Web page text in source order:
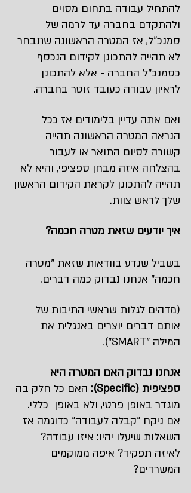
להתחיל עבודה בתחום מסוים
ולהתקדם בחברה עד לרמה של
סמנכ"ל, אז המטרה הראשונה שתבחר
לא תהייה להתכונן לקידום הנכסף
כסמנכ"ל החברה - אלא להתכונן
לראיון עבודה כעובד זוטר בחברה.
ואם אתה עדיין בלימודים אז ככל
הנראה המטרה הראשונה תהייה
קשורה לסיום התואר או לעבור
בהצלחה איזה מבחן ספציפי, והיא לא
תהייה להתכונן לקראת הקידום הראשון
שלך לראש צוות.
איך יודעים שזאת מטרה חכמה?
בשביל שנדע בוודאות שזאת "מטרה
חכמה" אנחנו נבדוק כמה דברים.
(מדהים לגלות שראשי התיבות של
אותם דברים יוצרים באנגלית את
המילה "SMART").
אנחנו נבדוק האם המטרה היא
ספציפית (Specific):
האם כל חלק בה
מוגדר באופן פרטי, ולא באופן  כללי.
אם ניקח "קבלה לעבודה" כדוגמה אז
השאלות שיעלו יהיו: איזו עבודה?
לאיזה תפקיד? איפה ממוקמים
המשרדים?